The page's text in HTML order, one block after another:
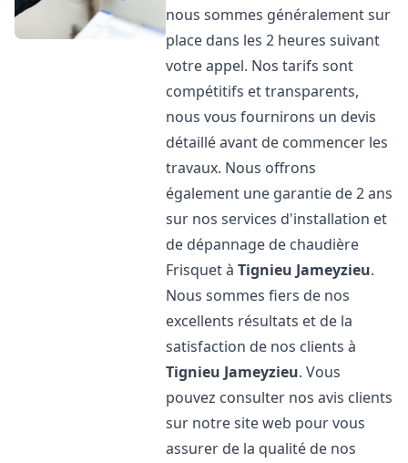
nous sommes généralement sur
place dans les 2 heures suivant
votre appel. Nos tarifs sont
compétitifs et transparents,
nous vous fournirons un devis
détaillé avant de commencer les
travaux. Nous offrons
également une garantie de 2 ans
sur nos services d'installation et
de dépannage de chaudière
Frisquet àTignieu Jameyzieu.
Nous sommes fiers de nos
excellents résultats et de la
satisfaction de nos clients à
Tignieu Jameyzieu. Vous
pouvez consulter nos avis clients
sur notre site web pour vous
assurer de la qualité de nos